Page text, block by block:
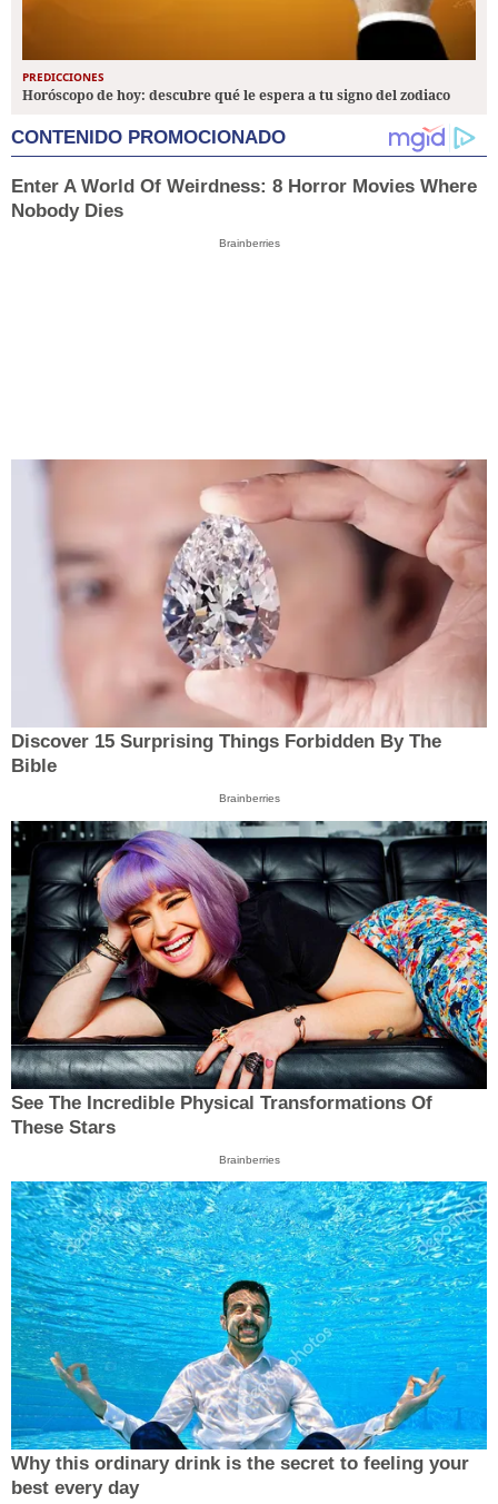
PREDICCIONES
Horóscopo de hoy: descubre qué le espera a tu signo del zodiaco
CONTENIDO PROMOCIONADO
Enter A World Of Weirdness: 8 Horror Movies Where
Nobody Dies
Brainberries
Discover 15 Surprising Things Forbidden By The
Bible
Brainberries
See The Incredible Physical Transformations Of
These Stars
Brainberries
Why this ordinary drink is the secret to feeling your
best every day